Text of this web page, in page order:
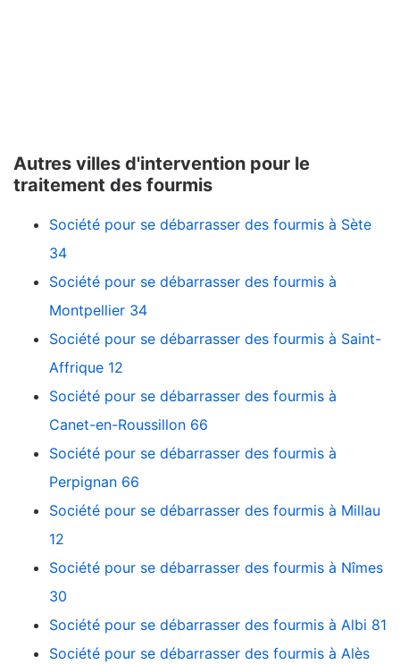
Autres villes d'intervention pour le
traitement des fourmis
Société pour se débarrasser des fourmis à Sète
34
Société pour se débarrasser des fourmis à
Montpellier 34
Société pour se débarrasser des fourmis à Saint-
Affrique 12
Société pour se débarrasser des fourmis à
Canet-en-Roussillon 66
Société pour se débarrasser des fourmis à
Perpignan 66
Société pour se débarrasser des fourmis à Millau
12
Société pour se débarrasser des fourmis à Nîmes
30
Société pour se débarrasser des fourmis à Albi 81
Société pour se débarrasser des fourmis à Alès